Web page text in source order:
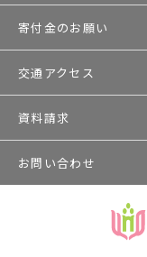
寄付金のお願い
交通アクセス
資料請求
お問い合わせ